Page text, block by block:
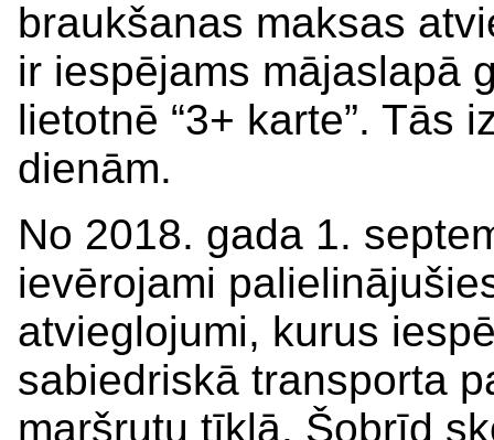
braukšanas maksas
ir iespējams mājaslapā
lietotnē “3+ karte”. Tās
dienām.
No 2018. gada 1.
ievērojami
atvieglojumi, kurus
sabiedriskā transporta
maršrutu tīklā. Šobrīd